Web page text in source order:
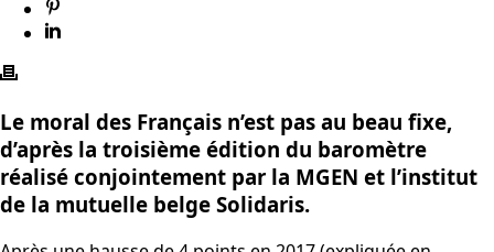
Le moral des Français n’est pas au beau fixe,
d’après la troisième édition du baromètre
réalisé conjointement par la MGEN et l’institut
de la mutuelle belge Solidaris.